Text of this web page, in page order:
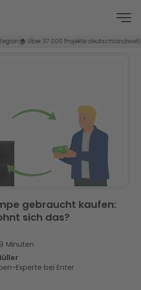
🏠 Über 37.000 Projekte deutschlandweit⭐
gebraucht kaufen:
sich das?
9 Minuten
Experte bei Enter